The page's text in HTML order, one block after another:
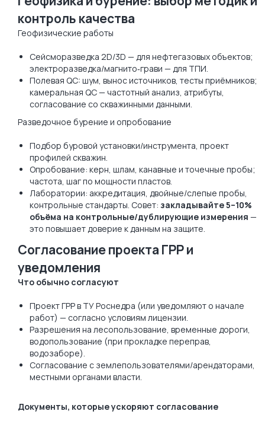
контроль качества
Геофизические работы
Сейсморазведка 2D/3D — для нефтегазовых объектов;
электроразведка/магнито‑грави — для ТПИ.
Полевая QC: шум, вынос источников, тесты приёмников;
камеральная QC — частотный анализ, атрибуты,
согласование со скважинными данными.
Разведочное бурение и опробование
Подбор буровой установки/инструмента, проект
профилей скважин.
Опробование: керн, шлам, канавные и точечные пробы;
частота, шаг по мощности пластов.
Лаборатории: аккредитация, двойные/слепые пробы,
контрольные стандарты. Совет: закладывайте 5–10%
объёма на контрольные/дублирующие измерения —
это повышает доверие к данным на защите.
Согласование проекта ГРР и
уведомления
Что обычно согласуют
Проект ГРР в ТУ Роснедра (или уведомляют о начале
работ) — согласно условиям лицензии.
Разрешения на лесопользование, временные дороги,
водопользование (при прокладке переправ,
водозаборе).
Согласование с землепользователями/арендаторами,
местными органами власти.
Документы, которые ускоряют согласование